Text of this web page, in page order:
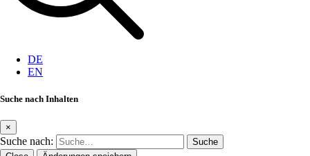
DE
EN
Suche nach Inhalten
×
Suche nach: